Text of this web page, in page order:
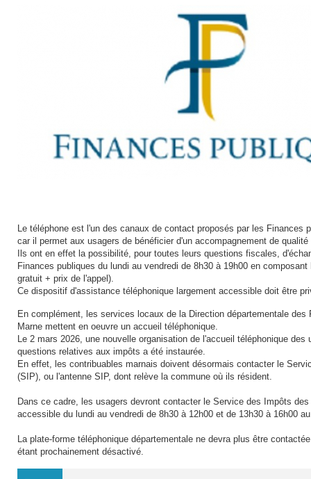
Le téléphone est l'un des canaux de contact proposés par les Finances
car il permet aux usagers de bénéficier d'un accompagnement de
Ils ont en effet la possibilité, pour toutes leurs questions fiscales,
Finances publiques du lundi au vendredi de 8h30 à 19h00 en
gratuit + prix de l'appel).
Ce dispositif d'assistance téléphonique largement accessible doit être
En complément, les services locaux de la Direction départementale des
Marne mettent en oeuvre un accueil téléphonique.
Le 2 mars 2026, une nouvelle organisation de l'accueil téléphonique des
questions relatives aux impôts a été instaurée.
En effet, les contribuables marnais doivent désormais contacter le
(SIP), ou l'antenne SIP, dont relève la commune où ils résident.
Dans ce cadre, les usagers devront contacter le Service des Impôts
accessible du lundi au vendredi de 8h30 à 12h00 et de 13h30 à 16h00
La plate-forme téléphonique départementale ne devra plus être
étant prochainement désactivé.